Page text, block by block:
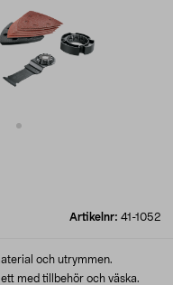
Artikelnr: 41-1052
och utrymmen.
med tillbehör och väska.